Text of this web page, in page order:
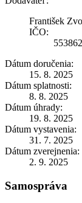
František
IČO:
Dátum doručenia:
15. 8. 2025
Dátum splatnosti:
8. 8. 2025
Dátum úhrady:
19. 8. 2025
Dátum vystavenia:
31. 7. 2025
Dátum zverejnenia:
2. 9. 2025
Samospráva